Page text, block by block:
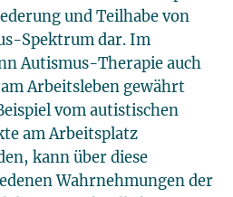
und Teilhabe von
Spektrum dar. Im
Autismus-Therapie auch
Arbeitsleben gewährt
vom autistischen
am Arbeitsplatz
kann über diese
Wahrnehmungen der